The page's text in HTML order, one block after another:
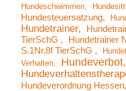
Hundeschwimmen
Hundesteuersatzung
Hundetrainer
TierSchG
Hundetrainer
S.1Nr.8f TierSchG
Verhalten
Hundeverbot
Hundeverordnung Hessen